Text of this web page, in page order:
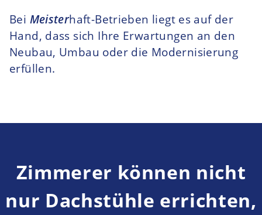
Bei Meisterhaft-Betrieben liegt es auf der
Hand, dass sich Ihre Erwartungen an den
Neubau, Umbau oder die Modernisierung
erfüllen.
Zimmerer können nicht
nur Dachstühle errichten,